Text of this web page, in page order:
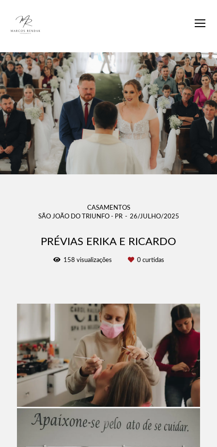
CASAMENTOS
SÃO JOÃO DO TRIUNFO - PR
26/JULHO/2025
PRÉVIAS ERIKA E RICARDO
158 visualizações 0curtidas